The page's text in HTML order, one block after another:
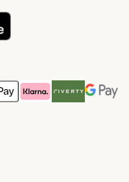
Method
Method
Method
Pay Payment Method
Klarna Payment Method
Riverty Payment
Google